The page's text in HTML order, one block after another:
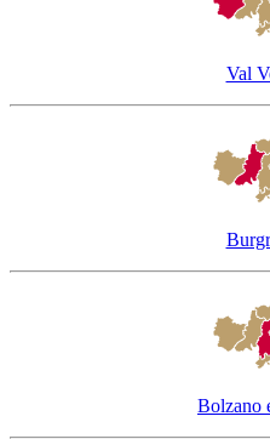
Val
Bolzano